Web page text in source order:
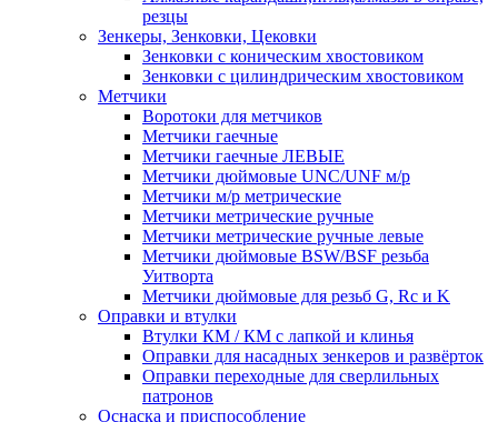
резцы
Зенкеры, Зенковки, Цековки
Зенковки с коническим хвостовиком
Зенковки с цилиндрическим хвостовиком
Метчики
Воротоки для метчиков
Метчики гаечные
Метчики гаечные ЛЕВЫЕ
Метчики дюймовые UNC/UNF м/р
Метчики м/р метрические
Метчики метрические ручные
Метчики метрические ручные левые
Метчики дюймовые BSW/BSF резьба
Уитворта
Метчики дюймовые для резьб G, Rc и K
Оправки и втулки
Втулки КМ / КМ с лапкой и клинья
Оправки для насадных зенкеров и развёрток
Оправки переходные для сверлильных
патронов
Оснаска и приспособление